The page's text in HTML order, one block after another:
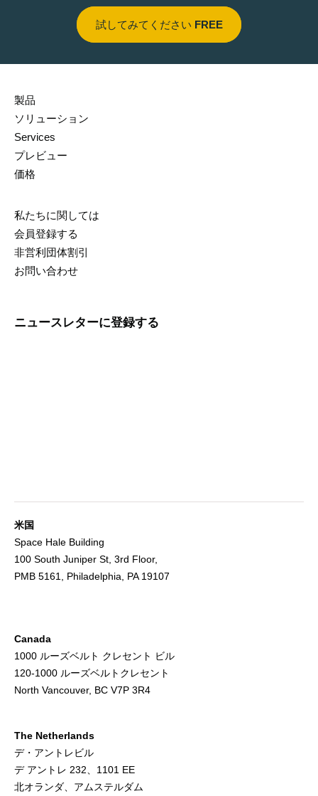
試してみてください FREE
製品
ソリューション
Services
プレビュー
価格
私たちに関しては
会員登録する
非営利団体割引
お問い合わせ
ニュースレターに登録する
米国
Space Hale Building
100 South Juniper St, 3rd Floor,
PMB 5161, Philadelphia, PA 19107
Canada
1000 ルーズベルト クレセント ビル
120-1000 ルーズベルトクレセント
North Vancouver, BC V7P 3R4
The Netherlands
デ・アントレビル
デ アントレ 232、1101 EE
北オランダ、アムステルダム